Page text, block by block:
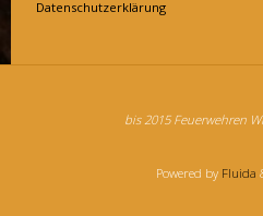
Datenschutzerklärung
bis 2015 Feuerwehren
Powered byFluida